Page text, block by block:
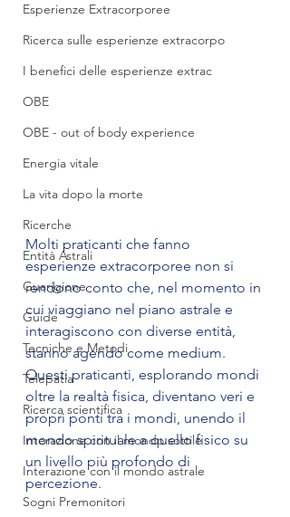
Esperienze Extracorporee
Ricerca sulle esperienze extracorpo
I benefici delle esperienze extrac
OBE
OBE - out of body experience
Energia vitale
La vita dopo la morte
Ricerche
Entità Astrali
Guarigione
Guide
Tecniche e Metodi
Telepatia
Ricerca scientifica
Interazione con il mondo sottile
Interazione con il mondo astrale
Sogni Premonitori
Molti praticanti che fanno
esperienze extracorporee non si
rendono conto che, nel momento in
cui viaggiano nel piano astrale e
interagiscono con diverse entità,
stanno agendo come medium.
Questi praticanti, esplorando mondi
oltre la realtà fisica, diventano veri e
propri ponti tra i mondi, unendo il
mondo spirituale a quello fisico su
un livello più profondo di
percezione.